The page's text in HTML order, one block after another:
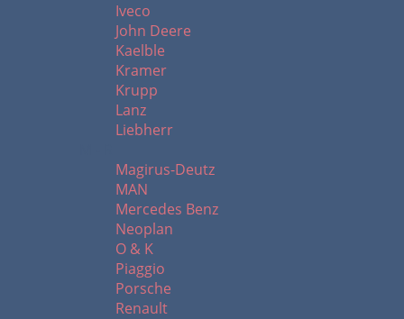
Iveco
John Deere
Kaelble
Kramer
Krupp
Lanz
Liebherr
Magirus-Deutz
MAN
Mercedes Benz
Neoplan
O & K
Piaggio
Porsche
Renault